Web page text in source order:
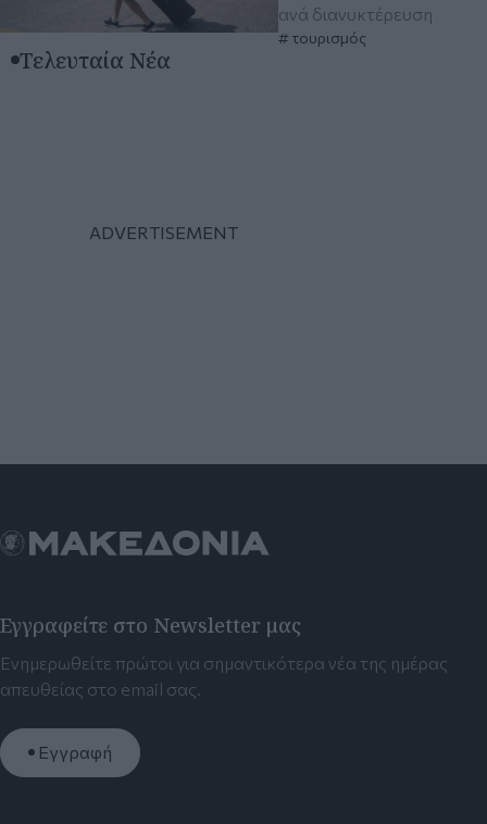
ανά διανυκτέρευση
τουρισμός
Τελευταία Νέα
Εγγραφείτε στο Newsletter μας
Ενημερωθείτε πρώτοι για σημαντικότερα νέα της ημέρας
απευθείας στο email σας.
Εγγραφή